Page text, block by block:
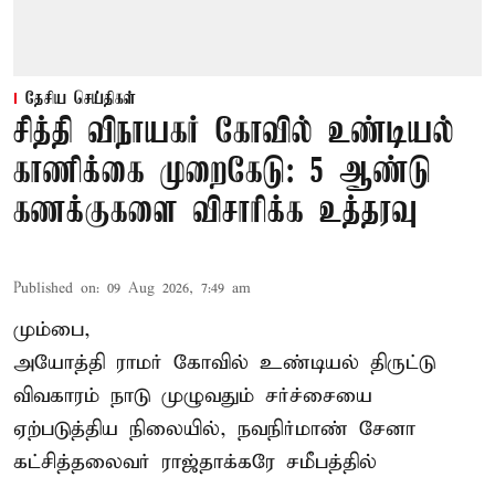
தேசிய செய்திகள்
சித்தி விநாயகர் கோவில் உண்டியல்
காணிக்கை முறைகேடு: 5 ஆண்டு
கணக்குகளை விசாரிக்க உத்தரவு
Published on: 09 Aug 2026, 7:49 am
மும்பை,
அயோத்தி ராமர் கோவில் உண்டியல் திருட்டு
விவகாரம் நாடு முழுவதும் சர்ச்சையை
ஏற்படுத்திய நிலையில், நவநிர்மாண் சேனா
கட்சித்தலைவர் ராஜ்தாக்கரே சமீபத்தில்